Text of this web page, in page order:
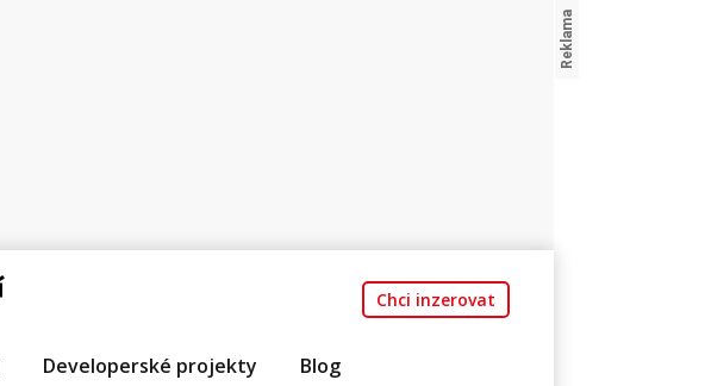
Chci inzerovat
Developerské projekty Blog